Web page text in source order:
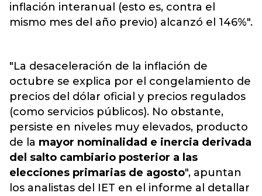
inflación interanual (esto es, contra el
mismo mes del año previo) alcanzó el 146%".
"La desaceleración de la inflación de
octubre se explica por el congelamiento de
precios del dólar oficial y precios regulados
(como servicios públicos). No obstante,
persiste en niveles muy elevados, producto
de la mayor nominalidad e inercia derivada
del salto cambiario posterior a las
elecciones primarias de agosto", apuntan
los analistas del IET en el informe al detallar